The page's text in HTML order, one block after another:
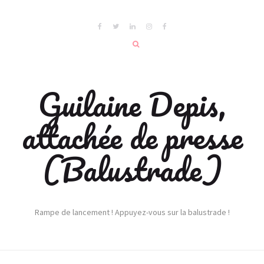
Guilaine Depis,
attachée de presse
(Balustrade)
Rampe de lancement ! Appuyez-vous sur la balustrade !